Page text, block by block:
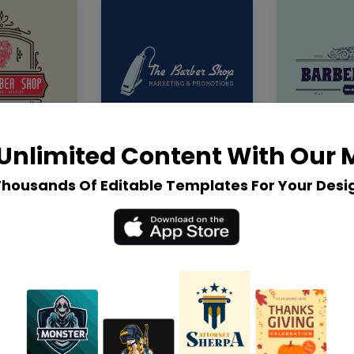
Content With Our
Of Editable Templates For Your